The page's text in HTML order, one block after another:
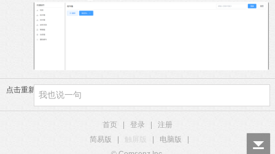
点击重新加载
首页 | 登录 |
注册
简易版
| 触屏版 | 电脑版
|